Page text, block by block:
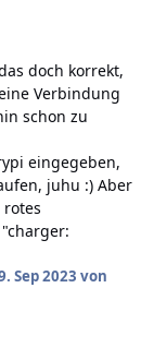
doch korrekt,
Verbindung
schon zu
eingegeben,
juhu :) Aber
charger:
Sep 2023 von